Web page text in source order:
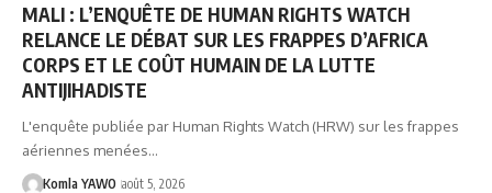
MALI : L’ENQUÊTE DE HUMAN RIGHTS WATCH
RELANCE LE DÉBAT SUR LES FRAPPES D’AFRICA
CORPS ET LE COÛT HUMAIN DE LA LUTTE
ANTIJIHADISTE
L'enquête publiée par Human Rights Watch (HRW) sur les frappes
aériennes menées…
Komla YAWO août 5, 2026